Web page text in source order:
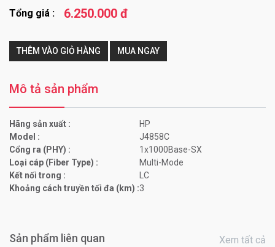
Tổng giá : 6.250.000 đ
THÊM VÀO GIỎ HÀNG MUA NGAY
Mô tả sản phẩm
Hãng sản xuất :
HP
Model :
J4858C
Cổng ra (PHY) :
1x1000Base-SX
Loại cáp (Fiber Type) :
Multi-Mode
Kết nối trong :
LC
Khoảng cách truyền tối đa (km) :3
Sản phẩm liên quan Xem tất cả